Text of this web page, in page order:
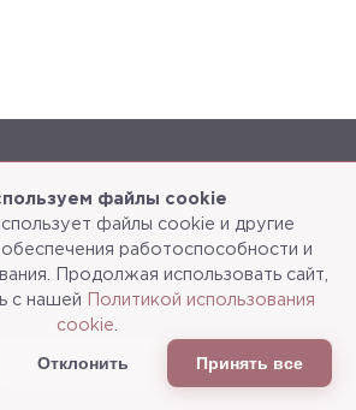
файлы cookie
файлы cookie и другие
обеспечения работоспособности и
Продолжая использовать сайт,
с нашей
Политикой использования
cookie
Отклонить Принять все
О компании
3d-тур
Доставка и упаковка